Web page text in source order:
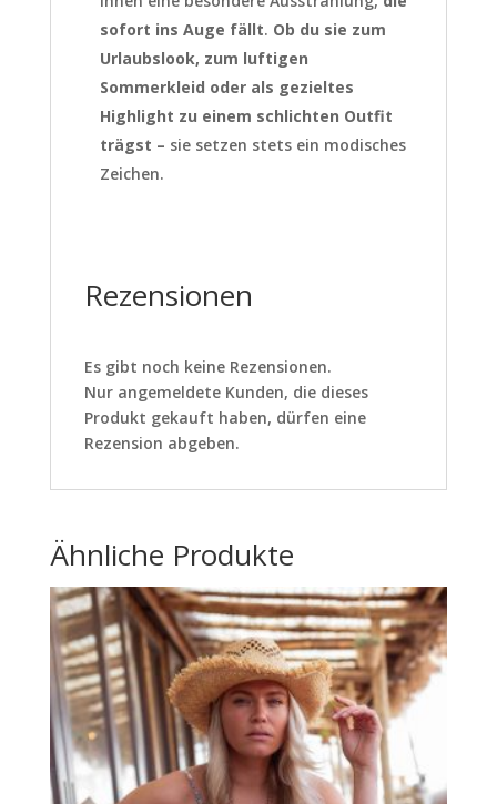
sofort ins Auge fällt. Ob du sie zum
Urlaubslook, zum luftigen
Sommerkleid oder als gezieltes
Highlight zu einem schlichten Outfit
trägst – sie setzen stets ein modisches
Zeichen.
Rezensionen
Es gibt noch keine Rezensionen.
Nur angemeldete Kunden, die dieses
Produkt gekauft haben, dürfen eine
Rezension abgeben.
Ähnliche Produkte